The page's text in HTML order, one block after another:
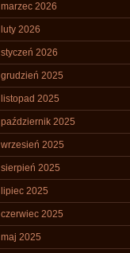
marzec 2026
luty 2026
styczeń 2026
grudzień 2025
listopad 2025
październik 2025
wrzesień 2025
sierpień 2025
lipiec 2025
czerwiec 2025
maj 2025